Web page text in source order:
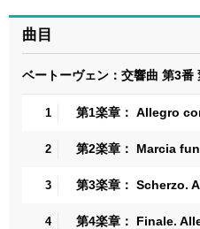
曲目
ベートーヴェン：交響曲 第3番
1 第1楽章： Allegro
2 第2楽章： Marcia
3 第3楽章： Scherzo.
4 第4楽章： Finale.